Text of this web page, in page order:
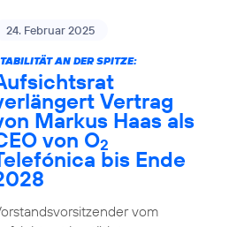
24. Februar 2025
AN DER SPITZE:
Vertrag
Markus Haas als
von O2
bis Ende
vom